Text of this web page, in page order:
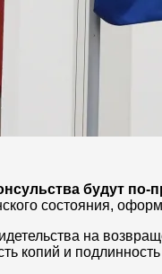
будут
состояния,
на
копий и